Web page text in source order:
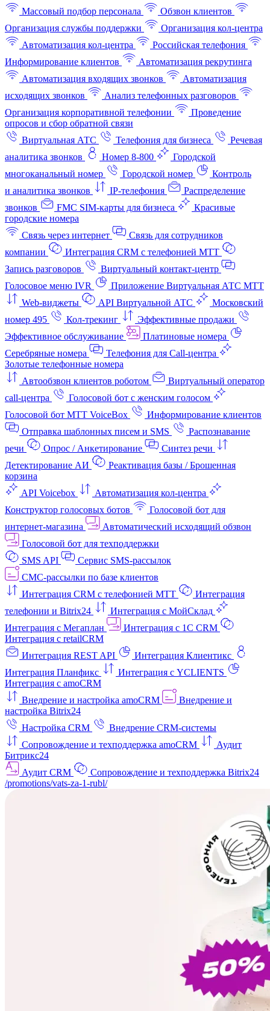
Массовый подбор персонала
Обзвон клиентов
Организация службы поддержки
Организация кол-центра
Автоматизация кол-центра
Российская телефония
Информирование клиентов
Автоматизация рекрутинга
Автоматизация входящих звонков
Автоматизация
исходящих звонков
Анализ телефонных разговоров
Организация корпоративной телефонии
Проведение
опросов и сбор обратной связи
Виртуальная АТС
Телефония для бизнеса
Речевая
аналитика звонков
Номер 8-800
Городской
многоканальный номер
Городской номер
Контроль
и аналитика звонков
IP-телефония
Распределение
звонков
FMC SIM-карты для бизнеса
Красивые
городские номера
Связь через интернет
Связь для сотрудников
компании
Интеграция CRM с телефонией МТТ
Запись разговоров
Виртуальный контакт‑центр
Голосовое меню IVR
Приложение Виртуальная АТС МТТ
Web-виджеты
API Виртуальной АТС
Московский
номер 495
Кол-трекинг
Эффективные продажи
Эффективное обслуживание
Платиновые номера
Серебряные номера
Телефония для Call-центра
Золотые телефонные номера
Автообзвон клиентов роботом
Виртуальный оператор
call-центра
Голосовой бот с женским голосом
Голосовой бот МТТ VoiceBox
Информирование клиентов
Отправка шаблонных писем и SMS
Распознавание
речи
Опрос / Анкетирование
Синтез речи
Детектирование АИ
Реактивация базы / Брошенная
корзина
API Voicebox
Автоматизация кол‑центра
Конструктор голосовых ботов
Голосовой бот для
интернет‑магазина
Автоматический исходящий обзвон
Голосовой бот для техподдержки
SMS API
Сервис SMS-рассылок
СМС-рассылки по базе клиентов
Интеграция CRM с телефонией МТТ
Интеграция
телефонии и Bitrix24
Интеграция с МойСклад
Интеграция с Мегаплан
Интеграция с 1C CRM
Интеграция с retailCRM
Интеграция REST API
Интеграция Клиентикс
Интеграция Планфикс
Интеграция с YCLIENTS
Интеграция с amoCRM
Внедрение и настройка amoCRM
Внедрение и
настройка Bitrix24
Настройка CRM
Внедрение CRM-системы
Сопровождение и техподдержка amoCRM
Аудит
Битрикс24
Аудит CRM
Сопровождение и техподдержка Bitrix24
/promotions/vats-za-1-rubl/